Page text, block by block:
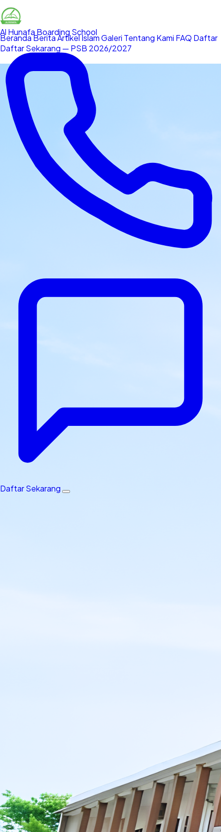
Al Hunafa Boarding School
Daftar Sekarang
BerandaBeritaArtikel IslamGaleri Tentang Kami FAQ Daftar
Daftar Sekarang — PSB 2026/2027